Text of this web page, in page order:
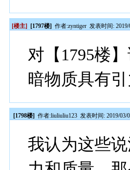
[楼主] [1797楼] 作者:zyntiger 发表时间: 2019/
对【1795楼】
暗物质具有
[1798楼] 作者:liuliuliu123 发表时间: 2019/03/
我认为这些